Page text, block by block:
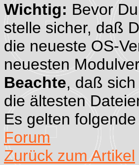
Wichtig: Bevor
stelle sicher, daß
die neueste OS-
neuesten
Beachte, daß
die ältesten
Es gelten
Forum
Zurück zum Artikel